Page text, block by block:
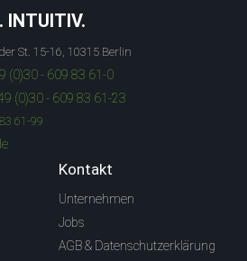
INTUITIV.
St. 15-16, 10315 Berlin
(0)30 - 609 83 61-0
(0)30 - 609 83 61-23
61-99
Kontakt
Unternehmen
Jobs
AGB & Datenschutzerklärung